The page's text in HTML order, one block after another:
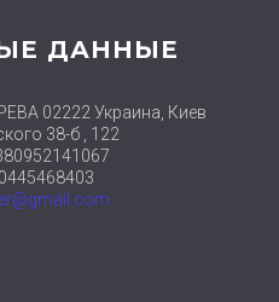
ДАННЫЕ
02222 Украина, Киев
38-б , 122